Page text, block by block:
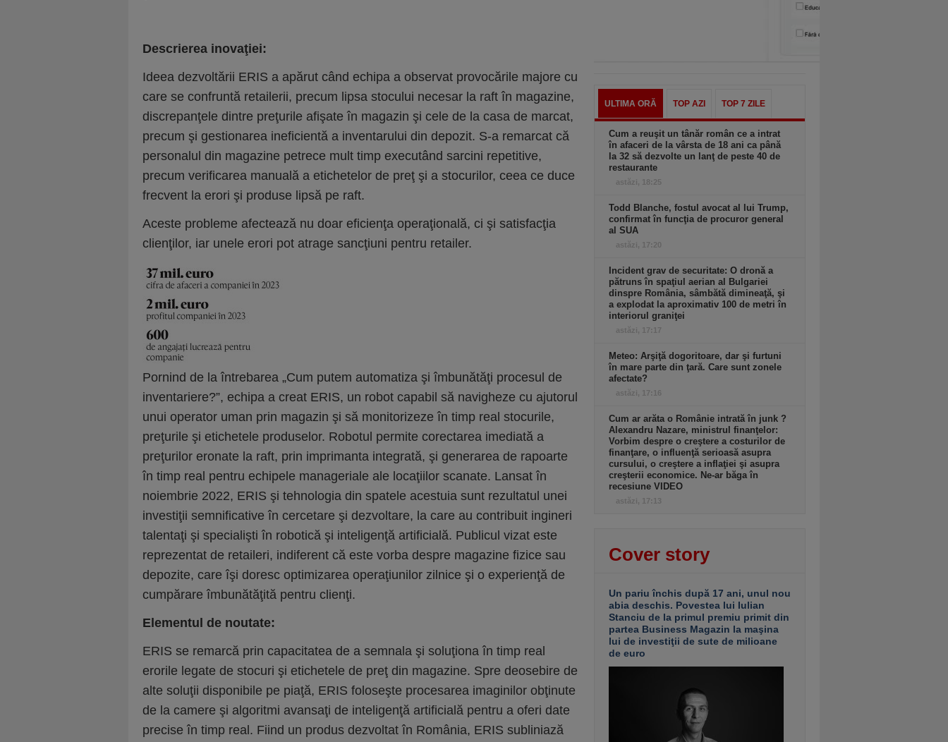
Descrierea inovaţiei:
Ideea dezvoltării ERIS a apărut când echipa a observat provocările majore cu
care se confruntă retailerii, precum lipsa stocului necesar la raft în magazine,
discrepanţele dintre preţurile afişate în magazin şi cele de la casa de marcat,
precum şi gestionarea ineficientă a inventarului din depozit. S-a remarcat că
personalul din magazine petrece mult timp executând sarcini repetitive,
precum verificarea manuală a etichetelor de preţ şi a stocurilor, ceea ce duce
frecvent la erori şi produse lipsă pe raft.
Aceste probleme afectează nu doar eficienţa operaţională, ci şi satisfacţia
clienţilor, iar unele erori pot atrage sancţiuni pentru retailer.
Pornind de la întrebarea „Cum putem automatiza şi îmbunătăţi procesul de
inventariere?”, echipa a creat ERIS, un robot capabil să navigheze cu ajutorul
unui operator uman prin magazin şi să monitorizeze în timp real stocurile,
preţurile şi etichetele produselor. Robotul permite corectarea imediată a
preţurilor eronate la raft, prin imprimanta integrată, şi generarea de rapoarte
în timp real pentru echipele manageriale ale locaţiilor scanate. Lansat în
noiembrie 2022, ERIS şi tehnologia din spatele acestuia sunt rezultatul unei
investiţii semnificative în cercetare şi dezvoltare, la care au contribuit ingineri
talentaţi şi specialişti în robotică şi inteligenţă artificială. Publicul vizat este
reprezentat de retaileri, indiferent că este vorba despre magazine fizice sau
depozite, care îşi doresc optimizarea operaţiunilor zilnice şi o experienţă de
cumpărare îmbunătăţită pentru clienţi.
Elementul de noutate:
ERIS se remarcă prin capacitatea de a semnala şi soluţiona în timp real
erorile legate de stocuri şi etichetele de preţ din magazine. Spre deosebire de
alte soluţii disponibile pe piaţă, ERIS foloseşte procesarea imaginilor obţinute
de la camere şi algoritmi avansaţi de inteligenţă artificială pentru a oferi date
precise în timp real. Fiind un produs dezvoltat în România, ERIS subliniază
ULTIMA ORĂ TOP AZI TOP 7 ZILE
Cum a reuşit un tânăr român ce a intrat
în afaceri de la vârsta de 18 ani ca până
la 32 să dezvolte un lanţ de peste 40 de
restaurante
astăzi, 18:25
Todd Blanche, fostul avocat al lui Trump,
confirmat în funcţia de procuror general
al SUA
astăzi, 17:20
Incident grav de securitate: O dronă a
pătruns în spaţiul aerian al Bulgariei
dinspre România, sâmbătă dimineaţă, şi
a explodat la aproximativ 100 de metri în
interiorul graniţei
astăzi, 17:17
Meteo: Arşiţă dogoritoare, dar şi furtuni
în mare parte din ţară. Care sunt zonele
afectate?
astăzi, 17:16
Cum ar arăta o Românie intrată în junk ?
Alexandru Nazare, ministrul finanţelor:
Vorbim despre o creştere a costurilor de
finanţare, o influenţă serioasă asupra
cursului, o creştere a inflaţiei şi asupra
creşterii economice. Ne-ar băga în
recesiune VIDEO
astăzi, 17:13
Cover story
Un pariu închis după 17 ani, unul nou
abia deschis. Povestea lui Iulian
Stanciu de la primul premiu primit din
partea Business Magazin la maşina
lui de investiţii de sute de milioane
de euro